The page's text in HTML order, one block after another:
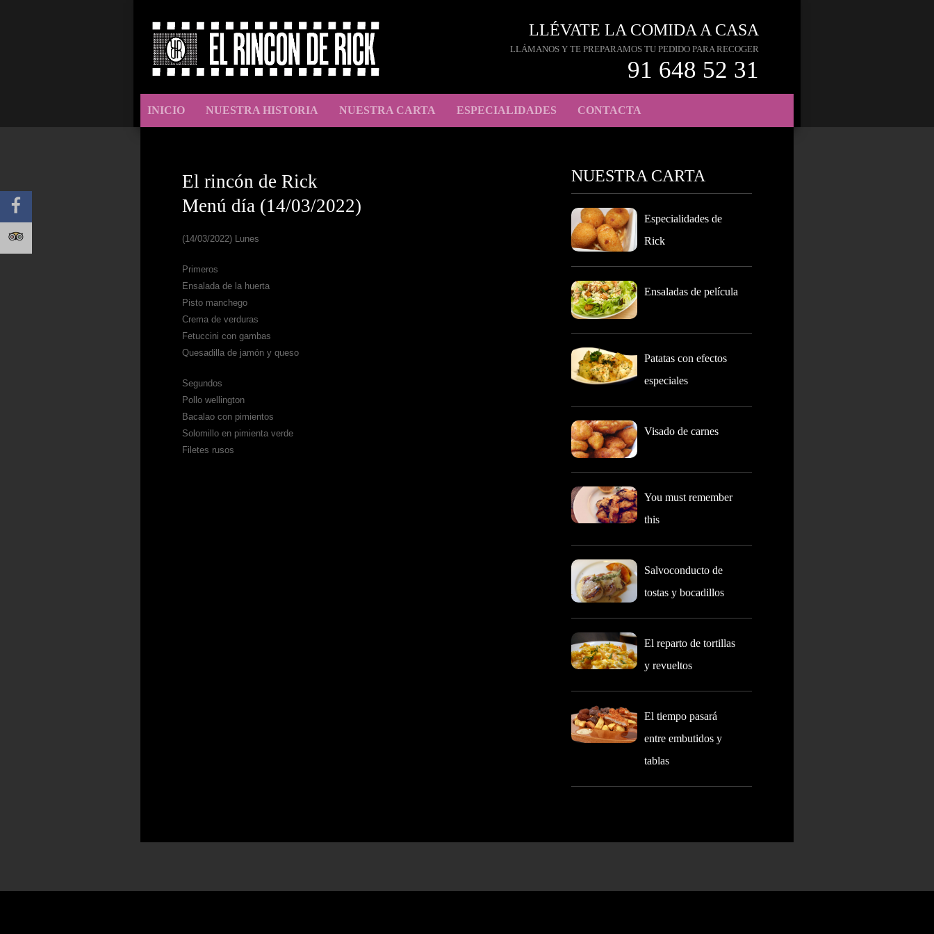
LLÉVATE LA COMIDA A CASA
LLÁMANOS Y TE PREPARAMOS TU PEDIDO PARA RECOGER
91 648 52 31
INICIO NUESTRA HISTORIA NUESTRA CARTA ESPECIALIDADES CONTACTA
El rincón de Rick
Menú día (14/03/2022)
(14/03/2022) Lunes
Primeros
Ensalada de la huerta
Pisto manchego
Crema de verduras
Fetuccini con gambas
Quesadilla de jamón y queso
Segundos
Pollo wellington
Bacalao con pimientos
Solomillo en pimienta verde
Filetes rusos
NUESTRA CARTA
Especialidades de
Rick
Ensaladas de película
Patatas con efectos
especiales
Visado de carnes
You must remember
this
Salvoconducto de
tostas y bocadillos
El reparto de tortillas
y revueltos
El tiempo pasará
entre embutidos y
tablas